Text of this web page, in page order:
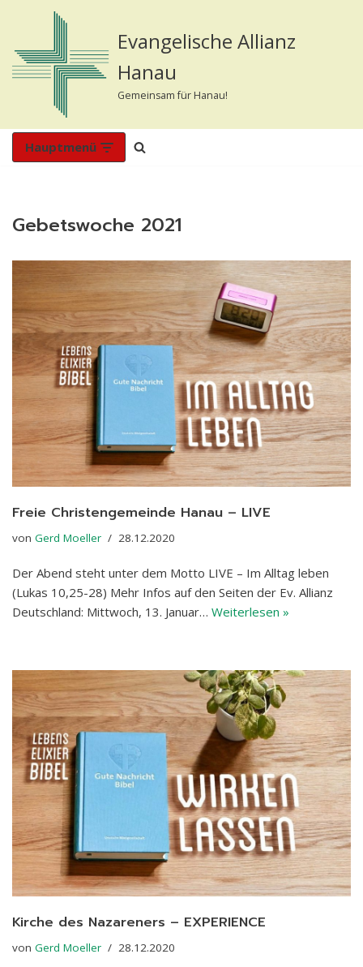
Inhalt
springen
Evangelische Allianz
Hanau
Gemeinsam für Hanau!
Hauptmenü
Gebetswoche 2021
Freie Christengemeinde Hanau – LIVE
von Gerd Moeller 28.12.2020
Der Abend steht unter dem Motto LIVE – Im Alltag leben
(Lukas 10,25-28) Mehr Infos auf den Seiten der Ev. Allianz
Deutschland: Mittwoch, 13. Januar… Weiterlesen »
Kirche des Nazareners – EXPERIENCE
von Gerd Moeller 28.12.2020